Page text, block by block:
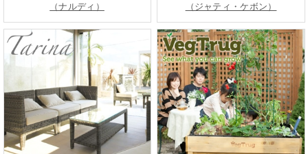
（ナルディ）
（ジャティ・ケボン）